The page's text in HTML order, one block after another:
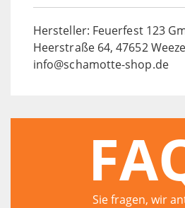
Hersteller: Feuerfest 123
Heerstraße 64, 47652
info@schamotte-shop.de
Sie fragen, wir